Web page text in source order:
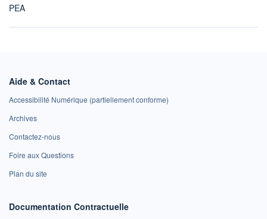
PEA
Aide & Contact
Accessibilité Numérique (partiellement conforme)
Archives
Contactez-nous
Foire aux Questions
Plan du site
Documentation Contractuelle